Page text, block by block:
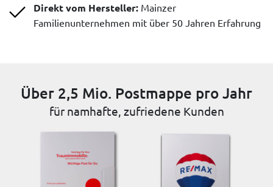
Direkt vom Hersteller: Mainzer
Familienunternehmen mit über 50 Jahren Erfahrung
Über 2,5 Mio. Postmappe pro Jahr
für namhafte, zufriedene Kunden